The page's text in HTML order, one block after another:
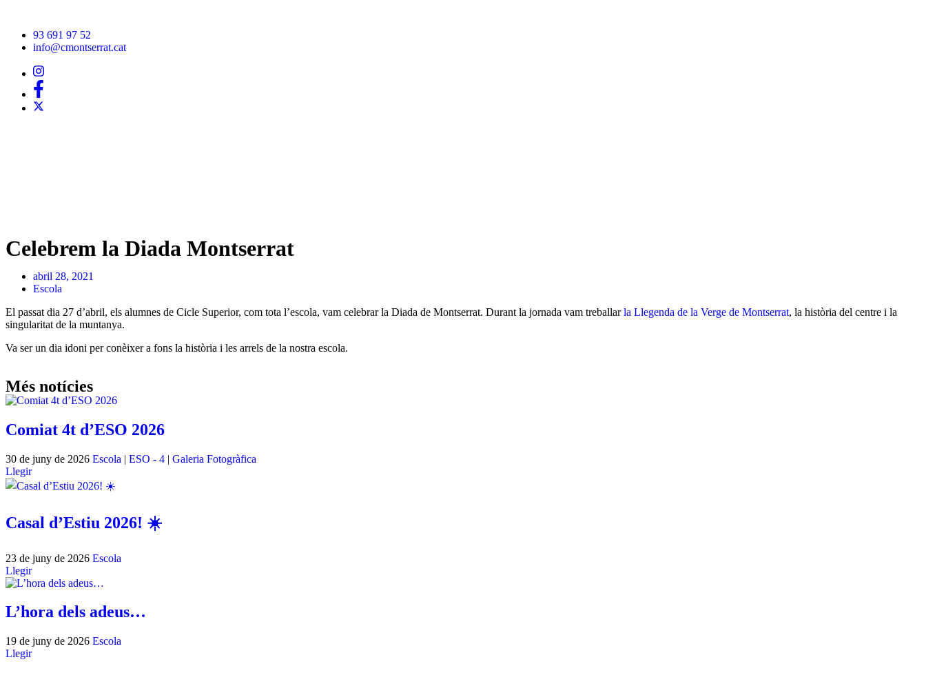
93 691 97 52
info@cmontserrat.cat
Celebrem la Diada Montserrat
abril 28, 2021
Escola
El passat dia 27 d’abril, els alumnes de Cicle Superior, com tota l’escola, vam celebrar la Diada de Montserrat. Durant la jornada vam treballarla Llegenda de la Verge de Montserrat, la història del centre i la
singularitat de la muntanya.
Va ser un dia idoni per conèixer a fons la història i les arrels de la nostra escola.
Més notícies
Comiat 4t d’ESO 2026
30 de juny de 2026 Escola | ESO - 4 | Galeria Fotogràfica
Llegir
Casal d’Estiu 2026! ☀️
23 de juny de 2026 Escola
Llegir
L’hora dels adeus…
19 de juny de 2026 Escola
Llegir